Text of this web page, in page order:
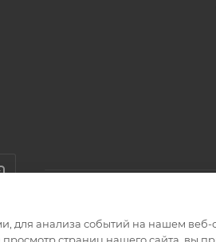
для анализа событий на нашем веб-